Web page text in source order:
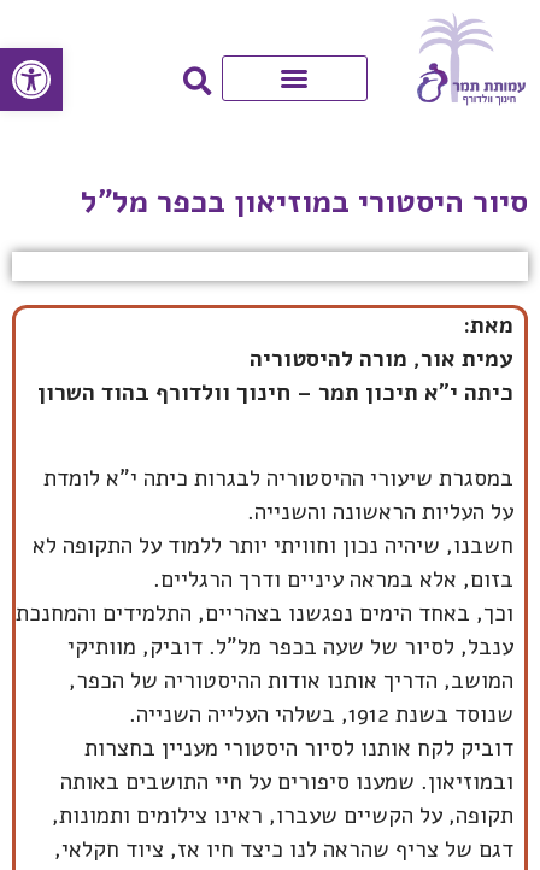
פתח
סיור היסטורי במוזיאון בכפר מל"ל
מאת:
עמית אור, מורה להיסטוריה
כיתה י"א תיכון תמר – חינוך וולדורף בהוד השרון
במסגרת שיעורי ההיסטוריה לבגרות כיתה י"א לומדת
על העליות הראשונה והשנייה.
חשבנו, שיהיה נכון וחוויתי יותר ללמוד על התקופה לא
בזום, אלא במראה עיניים ודרך הרגליים.
וכך, באחד הימים נפגשנו בצהריים, התלמידים והמחנכת
ענבל, לסיור של שעה בכפר מל"ל. דוביק, מוותיקי
המושב, הדריך אותנו אודות ההיסטוריה של הכפר,
שנוסד בשנת 1912, בשלהי העלייה השנייה.
דוביק לקח אותנו לסיור היסטורי מעניין בחצרות
ובמוזיאון. שמענו סיפורים על חיי התושבים באותה
תקופה, על הקשיים שעברו, ראינו צילומים ותמונות,
דגם של צריף שהראה לנו כיצד חיו אז, ציוד חקלאי,